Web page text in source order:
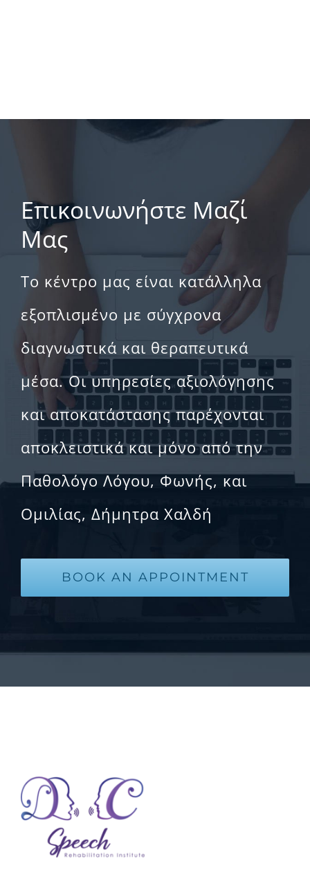
Επικοινωνήστε Μαζί
Μας
Το κέντρο μας είναι κατάλληλα
εξοπλισμένο με σύγχρονα
διαγνωστικά και θεραπευτικά
μέσα. Οι υπηρεσίες αξιολόγησης
και αποκατάστασης παρέχονται
αποκλειστικά και μόνο από την
Παθολόγο Λόγου, Φωνής, και
Ομιλίας, Δήμητρα Χαλδή
BOOK AN APPOINTMENT